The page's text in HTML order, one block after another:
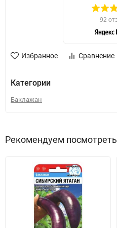
Избранное Сравнение
Категории
Баклажан
Рекомендуем посмотреть